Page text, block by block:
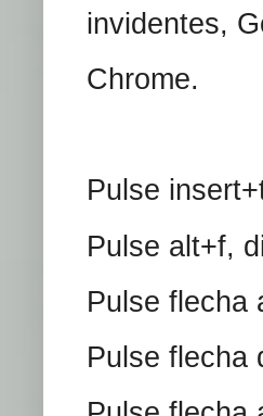
invidentes,
Chrome.
Pulse
Pulse alt+f,
Pulse flecha
Pulse flecha